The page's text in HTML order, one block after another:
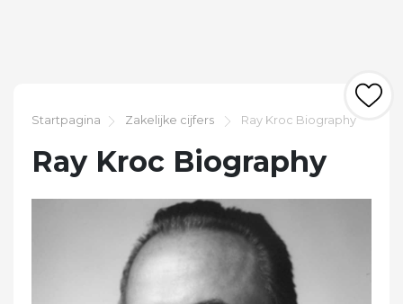
Startpagina Zakelijke cijfers Ray Kroc Biography
Ray Kroc Biography